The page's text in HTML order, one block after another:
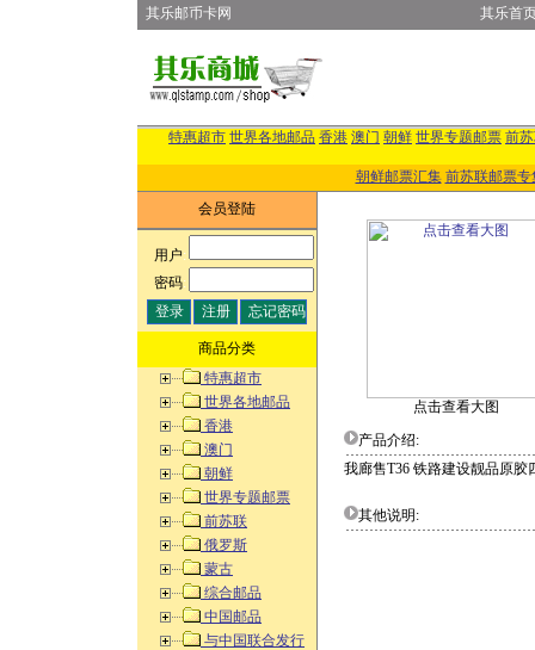
其乐邮币卡网 其乐首
特惠超市 世界各地邮品 香港 澳门 朝鲜 世界专题邮票 前
朝鲜邮票汇集 前苏联邮票专
会员登陆
用户:
密码:
商品分类
特惠超市
世界各地邮品
香港
澳门
朝鲜
世界专题邮票
前苏联
俄罗斯
蒙古
综合邮品
中国邮品
与中国联合发行
点击查看大图
产品介绍:
我廊售T36 铁路建设靓品原胶
其他说明: